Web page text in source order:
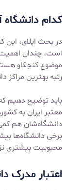
کدام دانشگاه
در بحث اپلای، این
است، چندان اهمیت
موضوع کنجکاو
رتبه بهترین مراکز
باید توضیح دهیم
معتبر ایران به
دانشگاه‌شان هم کمی
برخی دانشگاه‌ها
محبوبیت بیشتری
اعتبار مدرک